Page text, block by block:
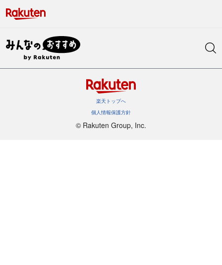
楽天トップへ
個人情報保護方針
©︎ Rakuten Group, Inc.